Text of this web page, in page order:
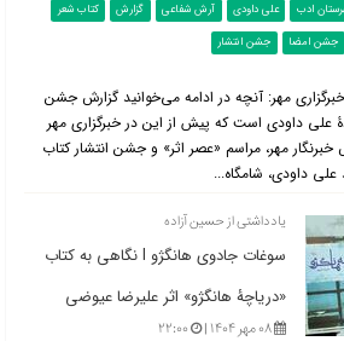
ادب علی داودی آرش شفاعی گزارش
کتاب شعر
جشن امضا جشن انتشار
مهر: آنچه در ادامه می‌خوانید گزارش جشن
علی داودی است که پیش از این در خبرگزاری مهر
مهر، مراسم «عصر اثر» و جشن انتشار کتاب
داودی، شامگاه...
یادداشتی از حسین آزاده
سوغات جادوی هانگژو l نگاهی به کتاب
«دریاچۀ هانگژو» اثر علیرضا عیوضی
۰۸ مهر ۱۴۰۴ | ۲۲:۰۰